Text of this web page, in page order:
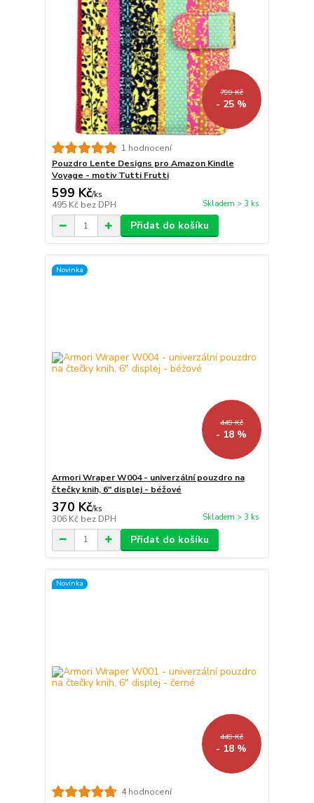
799 Kč
- 25 %
1 hodnocení
Pouzdro Lente Designs pro Amazon Kindle
Voyage - motiv Tutti Frutti
599 Kč/ks
495 Kč bez DPH Skladem > 3 ks
Přidat do košíku
Novinka
449 Kč
- 18 %
Armori Wraper W004 - univerzální pouzdro na
čtečky knih, 6" displej - béžové
370 Kč/ks
306 Kč bez DPH Skladem > 3 ks
Přidat do košíku
Novinka
449 Kč
- 18 %
4 hodnocení